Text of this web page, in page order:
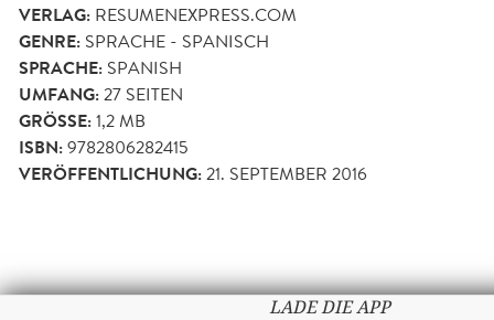
VERLAG: RESUMENEXPRESS.COM
GENRE: SPRACHE - SPANISCH
SPRACHE: SPANISH
UMFANG:27 SEITEN
GRÖSSE: 1,2 MB
ISBN:9782806282415
VERÖFFENTLICHUNG:21. SEPTEMBER 2016
LADE DIE APP